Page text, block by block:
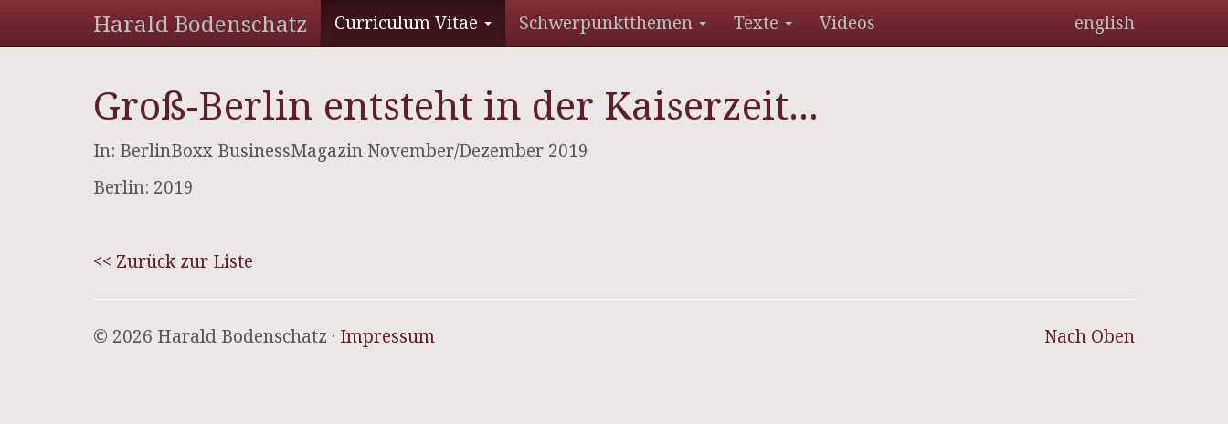
Harald Bodenschatz Curriculum Vitae Schwerpunktthemen Texte Videos english
Groß-Berlin entsteht in der Kaiserzeit...
In: BerlinBoxx BusinessMagazin November/Dezember 2019
Berlin: 2019
<< Zurück zur Liste
Nach Oben
© 2026 Harald Bodenschatz · Impressum